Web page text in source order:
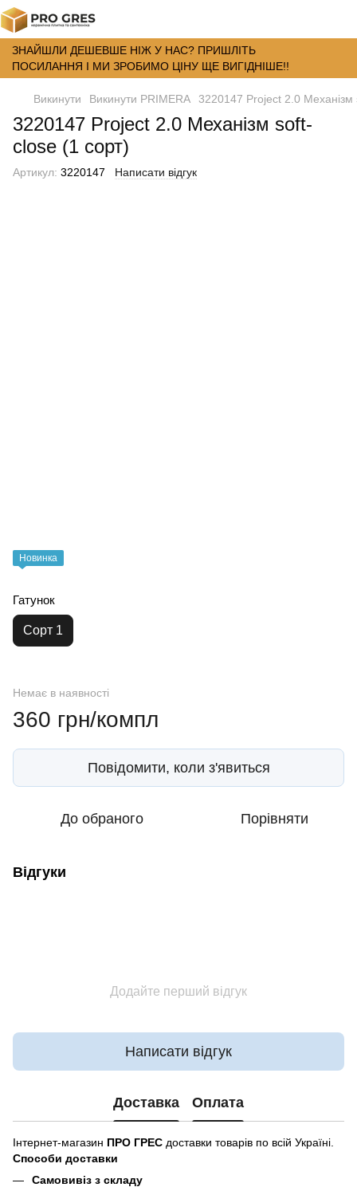
ЗНАЙШЛИ ДЕШЕВШЕ НІЖ У НАС? ПРИШЛІТЬ
ПОСИЛАННЯ І МИ ЗРОБИМО ЦІНУ ЩЕ ВИГІДНІШЕ!!
Викинути Викинути PRIMERA 3220147 Project 2.0 Механізм
3220147 Project 2.0 Механізм soft-
close (1 сорт)
Артикул: 3220147 Написати відгук
Новинка
Гатунок
Сорт 1
Немає в наявності
360 грн/компл
Повідомити, коли з'явиться
До обраного Порівняти
Відгуки
Додайте перший відгук
Написати відгук
Доставка Оплата
Інтернет-магазин ПРО ГРЕС доставки товарів по всій Україні.
Способи доставки
Самовивіз з складу